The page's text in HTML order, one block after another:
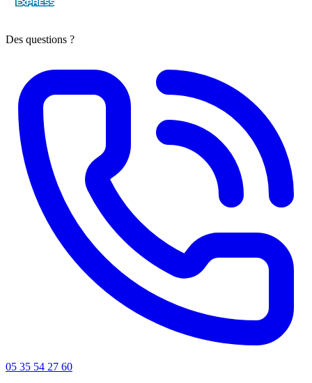
Des questions ?
05 35 54 27 60